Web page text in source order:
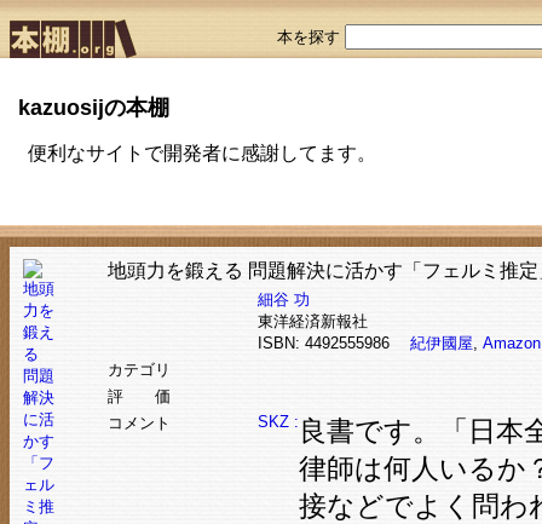
本を探す
kazuosijの本棚
便利なサイトで開発者に感謝してます。
地頭力を鍛える 問題解決に活かす「フェルミ推定
細谷 功
東洋経済新報社
ISBN: 4492555986 紀伊國屋, Amazon
カテゴリ
評 価
コメント
SKZ : 良書です。「日本
律師は何人いるか
接などでよく問わ